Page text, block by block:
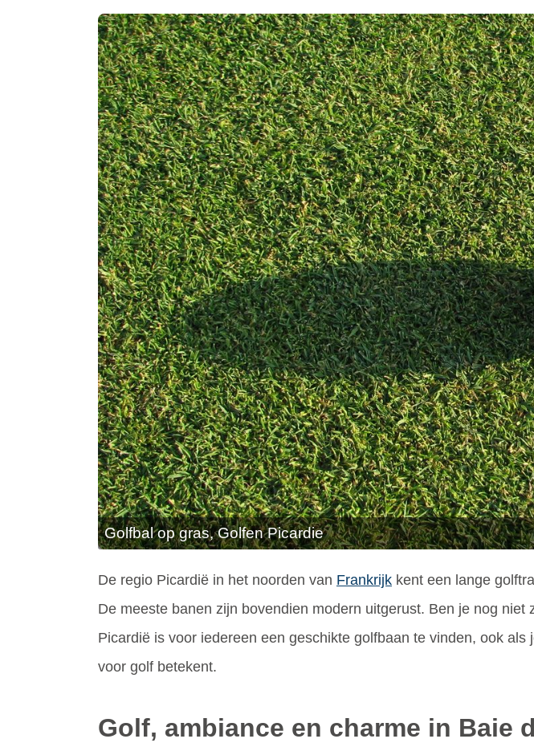
Golfbal op gras, Golfen Picardie
De regio Picardië in het noorden van Frankrijk kent een lange
De meeste banen zijn bovendien modern uitgerust. Ben je nog
Picardië is voor iedereen een geschikte golfbaan te vinden, ook
voor golf betekent.
Golf, ambiance en charme in Baie